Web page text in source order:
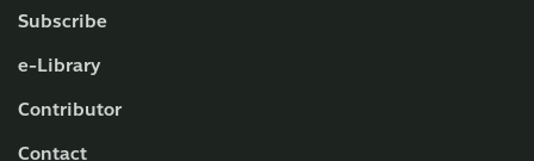
Subscribe
e-Library
Contributor
Contact